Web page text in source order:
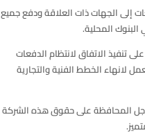
من الالتزام بالدفعات إلى الجهات ذات العلاقة ودفع جميع
الطاقة والعمل على تنفيذ الاتفاق لانتظام الدفعات
جديدة بدلاً من التي تم قصفها في العام 2014، بالإضافة إلى مواصلة العمل لانهاء الخطط الفنية والتجارية
المحافظة على حقوق هذه الشركة